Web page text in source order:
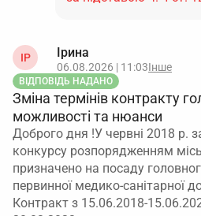
ІР Ірина
06.08.2026 | 11:03Інше
ВІДПОВІДЬ НАДАНО
Зміна термінів контракту
можливості та нюанси
Доброго дня !У червні 2018 р.
конкурсу розпорядженням
призначено на посаду
первинної медико-санітарної
Контракт з 15.06.2018-